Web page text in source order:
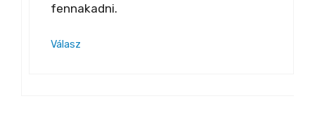
fennakadni.
Válasz